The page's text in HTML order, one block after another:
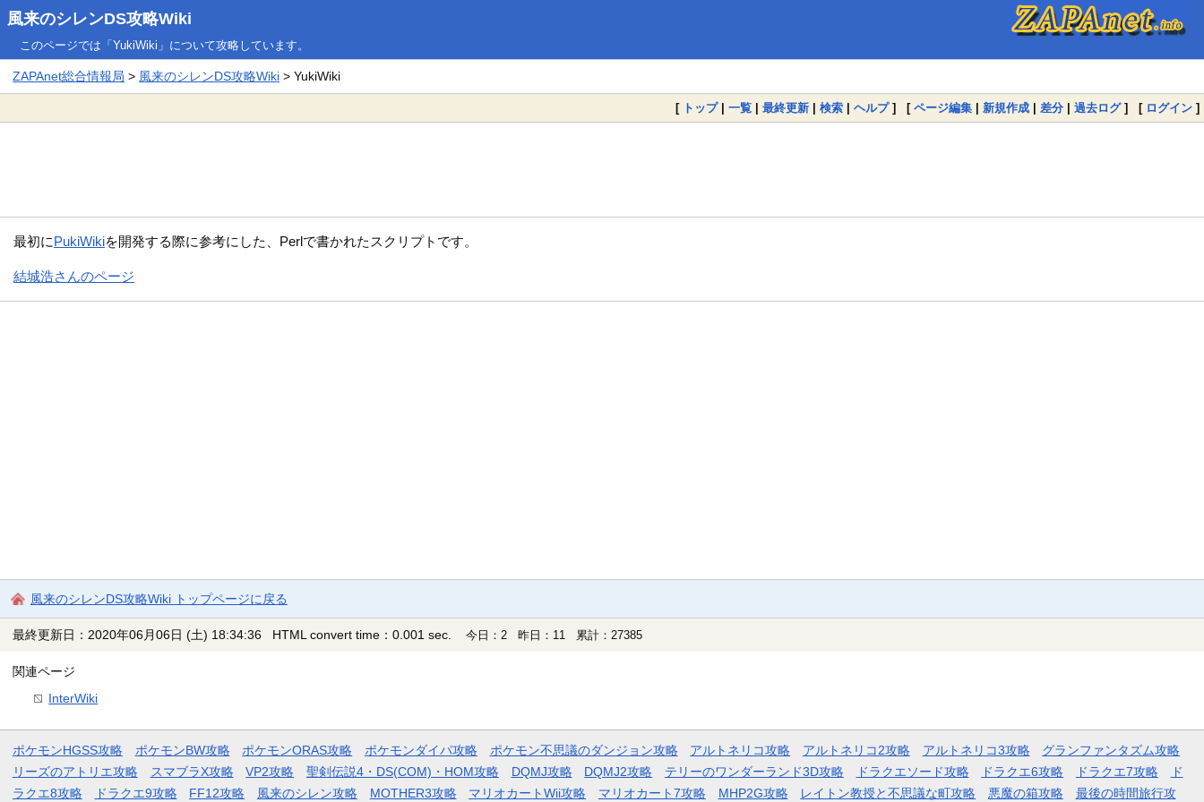
風来のシレンDS攻略Wiki
このページでは「YukiWiki」について攻略しています。
ZAPAnet総合情報局 > 風来のシレンDS攻略Wiki > YukiWiki
[ トップ| 一覧 | 最終更新 | 検索 | ヘルプ] [ ページ編集 | 新規作成 | 差分 | 過去ログ] [ ログイン ]
最初にPukiWikiを開発する際に参考にした、Perlで書かれたスクリプトです。
結城浩さんのページ
風来のシレンDS攻略Wiki トップページに戻る
最終更新日：2020年06月06日 (土) 18:34:36 HTML convert time：0.001 sec. 今日：2 昨日：11 累計：27385
関連ページ
InterWiki
ポケモンHGSS攻略 ポケモンBW攻略 ポケモンORAS攻略 ポケモンダイパ攻略 ポケモン不思議のダンジョン攻略 アルトネリコ攻略 アルトネリコ2攻略 アルトネリコ3攻略
グランファンタズム攻略
リーズのアトリエ攻略
スマブラX攻略 VP2攻略 聖剣伝説4・DS(COM)・HOM攻略 DQMJ攻略 DQMJ2攻略 テリーのワンダーランド3D攻略 ドラクエソード攻略 ドラクエ6攻略 ドラクエ7攻略
ド
ラクエ8攻略
ドラクエ9攻略 FF12攻略 風来のシレン攻略 MOTHER3攻略 マリオカートWii攻略 マリオカート7攻略 MHP2G攻略 レイトン教授と不思議な町攻略 悪魔の箱攻略 最後の時間旅行攻